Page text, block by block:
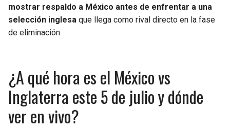
mostrar respaldo a México antes de enfrentar a una
selección inglesa que llega como rival directo en la fase
de eliminación.
¿A qué hora es el México vs
Inglaterra este 5 de julio y dónde
ver en vivo?